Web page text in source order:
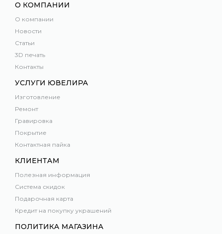
О КОМПАНИИ
О компании
Новости
Статьи
3D печать
Контакты
УСЛУГИ ЮВЕЛИРА
Изготовление
Ремонт
Гравировка
Покрытие
Контактная пайка
КЛИЕНТАМ
Полезная информация
Система скидок
Подарочная карта
Кредит на покупку украшений
ПОЛИТИКА МАГАЗИНА